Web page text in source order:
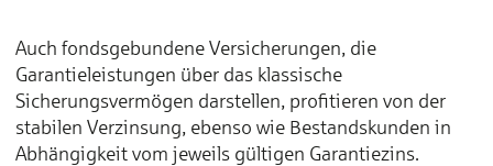
Auch fondsgebundene Versicherungen, die
Garantieleistungen über das klassische
Sicherungsvermögen darstellen, profitieren von der
stabilen Verzinsung, ebenso wie Bestandskunden in
Abhängigkeit vom jeweils gültigen Garantiezins.